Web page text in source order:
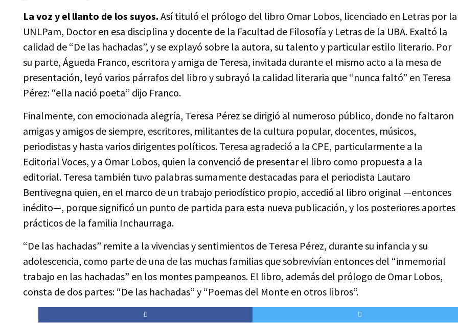
La voz y el llanto de los suyos. Así tituló el prólogo del libro Omar Lobos, licenciado en Letras por la
UNLPam, Doctor en esa disciplina y docente de la Facultad de Filosofía y Letras de la UBA. Exaltó la
calidad de “De las hachadas”, y se explayó sobre la autora, su talento y particular estilo literario. Por
su parte, Águeda Franco, escritora y amiga de Teresa, invitada durante el mismo acto a la mesa de
presentación, leyó varios párrafos del libro y subrayó la calidad literaria que “nunca faltó” en Teresa
Pérez: “ella nació poeta” dijo Franco.
Finalmente, con emocionada alegría, Teresa Pérez se dirigió al numeroso público, donde no faltaron
amigas y amigos de siempre, escritores, militantes de la cultura popular, docentes, músicos,
periodistas y hasta varios dirigentes políticos. Teresa agradeció a la CPE, particularmente a la
Editorial Voces, y a Omar Lobos, quien la convenció de presentar el libro como propuesta a la
editorial. Teresa también tuvo palabras sumamente destacadas para el periodista Lautaro
Bentivegna quien, en el marco de un trabajo periodístico propio, accedió al libro original —entonces
inédito—, porque significó un punto de partida para esta nueva publicación, y los posteriores aportes
prácticos de la familia Inchaurraga.
“De las hachadas” remite a la vivencias y sentimientos de Teresa Pérez, durante su infancia y su
adolescencia, como parte de una de las muchas familias que sobrevivían entonces del “inmemorial
trabajo en las hachadas” en los montes pampeanos. El libro, además del prólogo de Omar Lobos,
consta de dos partes: “De las hachadas” y “Poemas del Monte en otros libros”.